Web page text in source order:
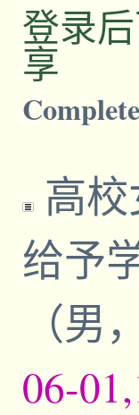
登录
享
高
给予
（
06-